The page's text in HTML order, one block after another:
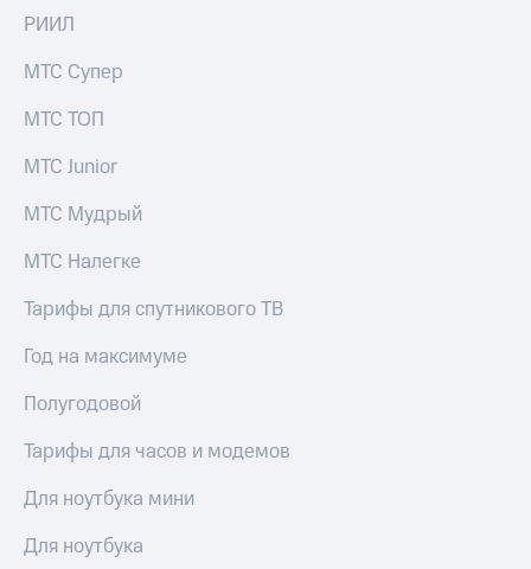
РИИЛ
МТС Супер
МТС ТОП
МТС Junior
МТС Мудрый
МТС Налегке
Тарифы для спутникового ТВ
Год на максимуме
Полугодовой
Тарифы для часов и модемов
Для ноутбука мини
Для ноутбука